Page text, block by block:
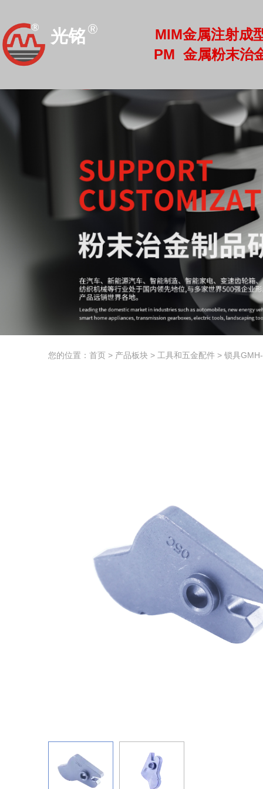
光铭
MIM金属注射成
PM 金属粉末治
光铭
您的位置：首页 > 产品板块 > 工具和五金配件 > 锁具